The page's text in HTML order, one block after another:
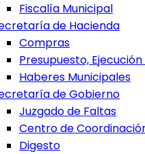
Fiscalía Municipal
de Hacienda
Compras
Presupuesto,
Haberes Municipales
de Gobierno
Juzgado de Faltas
Centro de
Digesto